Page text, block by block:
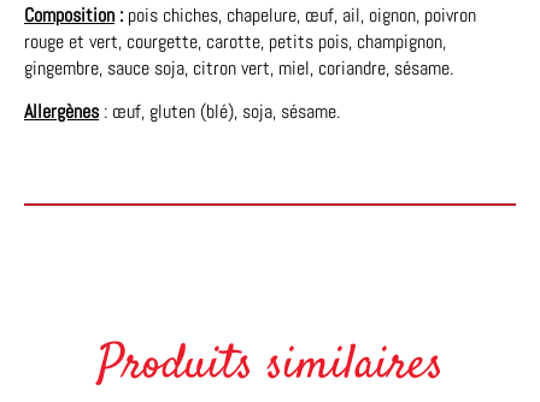
Composition : pois chiches, chapelure, œuf, ail, oignon, poivron
rouge et vert, courgette, carotte, petits pois, champignon,
gingembre, sauce soja, citron vert, miel, coriandre, sésame.
Allergènes : œuf, gluten (blé), soja, sésame.
Produits similaires